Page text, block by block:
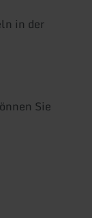
in der
Sie